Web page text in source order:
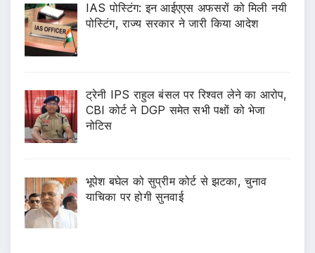
IAS पोस्टिंग: इन आईएएस अफसरों को मिली नयी
पोस्टिंग, राज्य सरकार ने जारी किया आदेश
ट्रेनी IPS राहुल बंसल पर रिश्वत लेने का आरोप,
CBI कोर्ट ने DGP समेत सभी पक्षों को भेजा
नोटिस
भूपेश बघेल को सुप्रीम कोर्ट से झटका, चुनाव
याचिका पर होगी सुनवाई